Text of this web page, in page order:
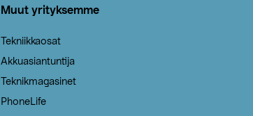
Muut yrityksemme
Tekniikkaosat
Akkuasiantuntija
Teknikmagasinet
PhoneLife